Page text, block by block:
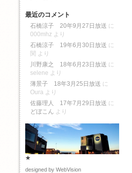
最近のコメント
石橋涼子 20年9月27日放送 に
000mhz より
石橋涼子 19年6月30日放送 に
関 より
川野康之 18年6月23日放送 に
selene より
薄景子 18年3月25日放送 に
Oura より
佐藤理人 17年7月29日放送 に
どぼこん より
★
designed by WebVision